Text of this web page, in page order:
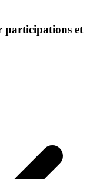
participations et